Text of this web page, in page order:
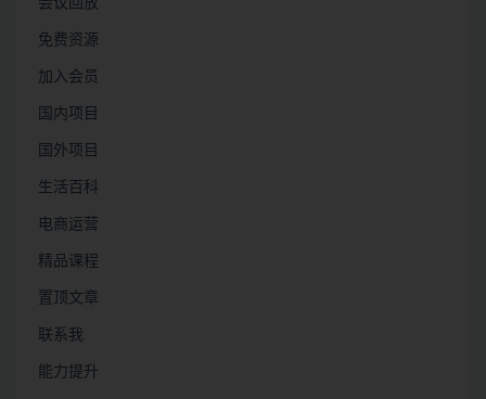
会议回放
免费资源
加入会员
国内项目
国外项目
生活百科
电商运营
精品课程
置顶文章
联系我
能力提升